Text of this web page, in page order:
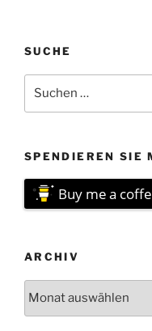
SUCHE
nach:
SPENDIEREN SIE
Buy me a
ARCHIV